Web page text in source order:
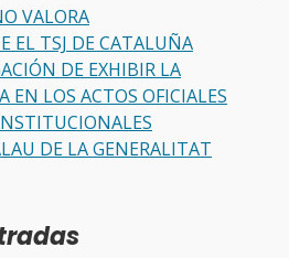
VALORA
EL TSJ DE CATALUÑA
DE EXHIBIR LA
EN LOS ACTOS OFICIALES
DE LA GENERALITAT